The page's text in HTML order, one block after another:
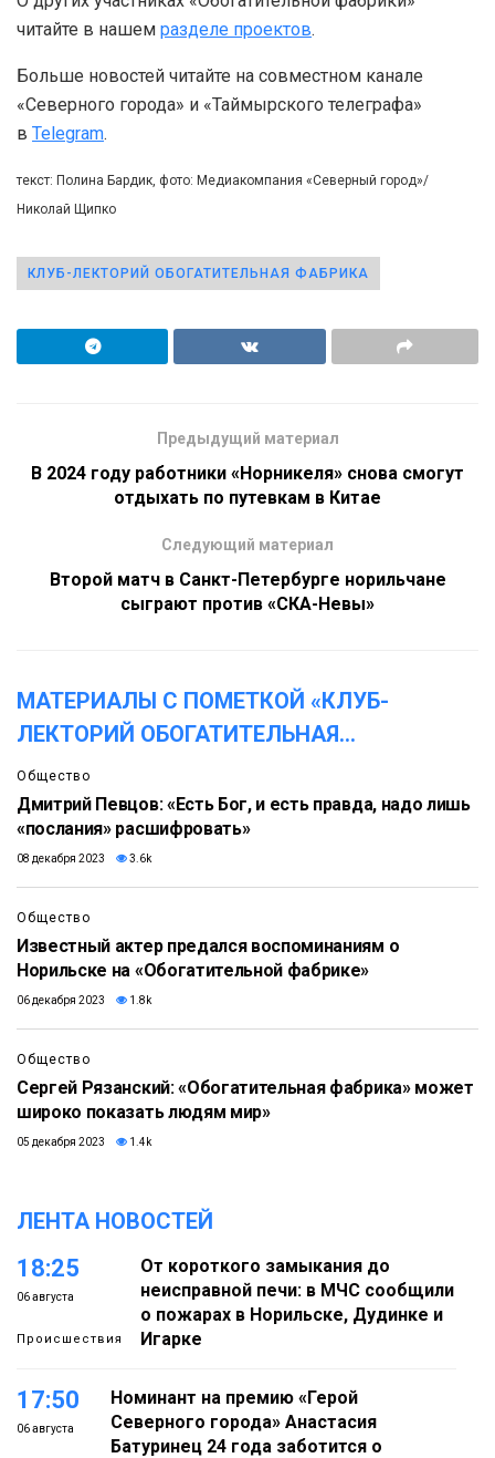
читайте в нашем разделе проектов.
Больше новостей читайте на совместном канале
«Северного города» и «Таймырского телеграфа»
в Telegram.
текст: Полина Бардик, фото: Медиакомпания «Северный город»/
Николай Щипко
КЛУБ-ЛЕКТОРИЙ ОБОГАТИТЕЛЬНАЯ ФАБРИКА
Предыдущий материал
В 2024 году работники «Норникеля» снова смогут
отдыхать по путевкам в Китае
Следующий материал
Второй матч в Санкт-Петербурге норильчане
сыграют против «СКА-Невы»
МАТЕРИАЛЫ С ПОМЕТКОЙ «КЛУБ-
ЛЕКТОРИЙ ОБОГАТИТЕЛЬНАЯ...
Общество
Дмитрий Певцов: «Есть Бог, и есть правда, надо лишь
«послания» расшифровать»
08 декабря 2023 3.6k
Общество
Известный актер предался воспоминаниям о
Норильске на «Обогатительной фабрике»
06 декабря 2023 1.8k
Общество
Сергей Рязанский: «Обогатительная фабрика» может
широко показать людям мир»
05 декабря 2023 1.4k
ЛЕНТА НОВОСТЕЙ
18:25
06 августа
Происшествия
От короткого замыкания до
неисправной печи: в МЧС сообщили
о пожарах в Норильске, Дудинке и
Игарке
17:50
06 августа
Номинант на премию «Герой
Северного города» Анастасия
Батуринец 24 года заботится о